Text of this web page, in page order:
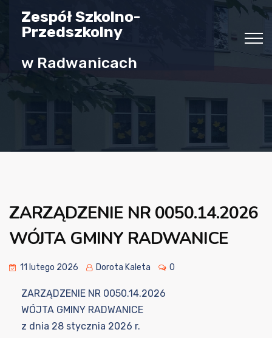
Zespół Szkolno-
Przedszkolny
w Radwanicach
ZARZĄDZENIE NR 0050.14.2026
WÓJTA GMINY RADWANICE
11 lutego 2026 Dorota Kaleta 0
ZARZĄDZENIE NR 0050.14.2026
WÓJTA GMINY RADWANICE
z dnia 28 stycznia 2026 r.